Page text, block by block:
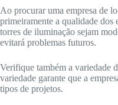
Ao procurar uma empresa de
primeiramente a qualidade dos
torres de iluminação sejam
evitará problemas futuros.
Verifique também a variedade
variedade garante que a
tipos de projetos.